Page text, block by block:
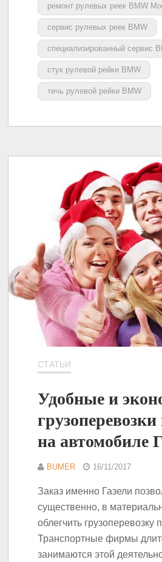
ремонт рулевых реек BMW
сервис рулевых реек BMW
специализированный сервис
стук рулевой рейки BMW
течь рулевой рейки BMW
СТАТЬИ
Удобные и
на автомобиле
BUMER 16/11/2017
Заказ именно Газели
существенно, в
облегчить грузоперевозку
Транспортные фирмы
занимаются этой